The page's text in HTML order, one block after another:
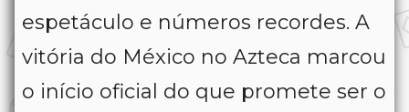
espetáculo e números recordes. A
vitória do México no Azteca marcou
o início oficial do que promete ser o